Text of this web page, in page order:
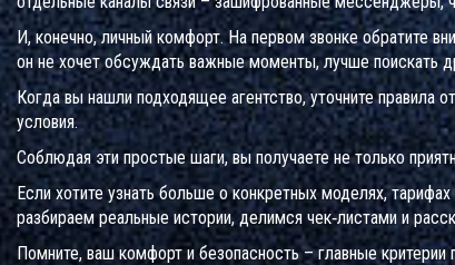
И, конечно, личный комфорт. На первом звонке обратите
он не хочет обсуждать важные моменты, лучше поискать
Когда вы нашли подходящее агентство, уточните правила
условия.
Соблюдая эти простые шаги, вы получаете не только
Если хотите узнать больше о конкретных моделях,
разбираем реальные истории, делимся чек‑листами и
Помните, ваш комфорт и безопасность – главные